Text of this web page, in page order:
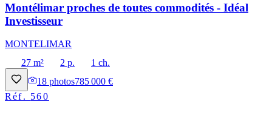
Montélimar proches de toutes commodités - Idéal
Investisseur
MONTELIMAR
27 m²
2 p.
1 ch.
18 photos785 000 €
Réf. 560